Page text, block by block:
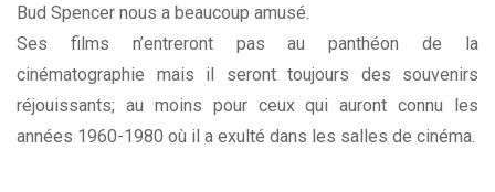
Bud Spencer nous a beaucoup amusé.
Ses films n’entreront pas au panthéon de la
cinématographie mais il seront toujours des souvenirs
réjouissants; au moins pour ceux qui auront connu les
années 1960-1980 où il a exulté dans les salles de cinéma.